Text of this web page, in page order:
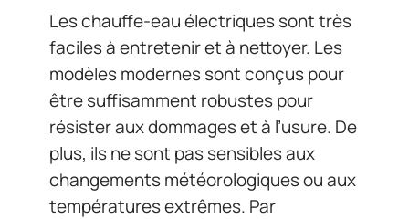
Les chauffe-eau électriques sont très
faciles à entretenir et à nettoyer. Les
modèles modernes sont conçus pour
être suffisamment robustes pour
résister aux dommages et à l’usure. De
plus, ils ne sont pas sensibles aux
changements météorologiques ou aux
températures extrêmes. Par